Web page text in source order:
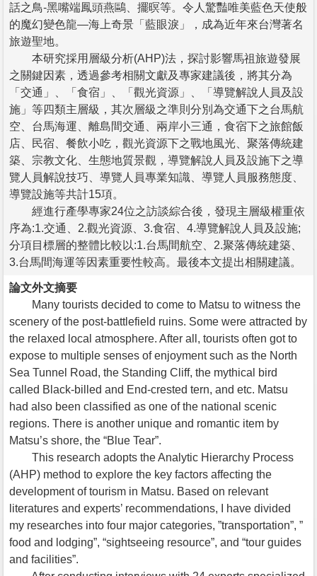
話之鳥-黑嘴端鳳頭燕鷗、擺暝等。令人驚豔唯美藍色天使般
的魔幻變色龍—海上奇景「藍眼淚」，成為近年來台灣著名
旅遊聖地。
本研究採用層級分析(AHP)法，探討影響馬祖旅遊發展
之關鍵因素，透過參考相關文獻及專家建議後，將其分為
「交通」、「食宿」、「觀光資源」、「導覽解說人員及設
施」等四類主層級，其次層級之準則分別為交通下之台馬航
空、台馬海運、離島間交通、兩岸小三通，食宿下之旅館飯
店、民宿、餐飲小吃，觀光資源下之戰地風光、聚落傳統建
築、宗教文化、生態地質景觀，導覽解說人員及設施下之導
覽人員解說技巧、導覽人員專業知識、導覽人員服務態度、
導覽設施等共計15項。
經進行產學專家24位之訪談綜合後，發現主層級權重依
序為:1.交通、2.觀光資源、3.食宿、4.導覽解說人員及設施;
分項目標層的整體比較以:1.台馬間航空、2.聚落傳統建築、
3.台馬間海運等因素重要性較高。最後本文提出相關建議。
論文外文摘要
Many tourists decided to come to Matsu to witness the
scenery of the post-battlefield ruins. Some were attracted by
the relaxed local atmosphere. After all, tourists often got to
expose to multiple senses of enjoyment such as the North
Sea Tunnel Road, the Standing Cliff, the mythical bird
called Black-billed and End-crested tern, and etc. Matsu
had also been classified as one of the national scenic
regions. There is another unique and romantic item by
Matsu’s shore, the “Blue Tear”.
This research adopts the Analytic Hierarchy Process
(AHP) method to explore the key factors affecting the
development of tourism in Matsu. Based on relevant
literatures and experts’ recommendations, I have divided
my researches into four major categories, ”transportation”, ”
food and lodging”, “sightseeing resource”, and “tour guides
and facilities”.